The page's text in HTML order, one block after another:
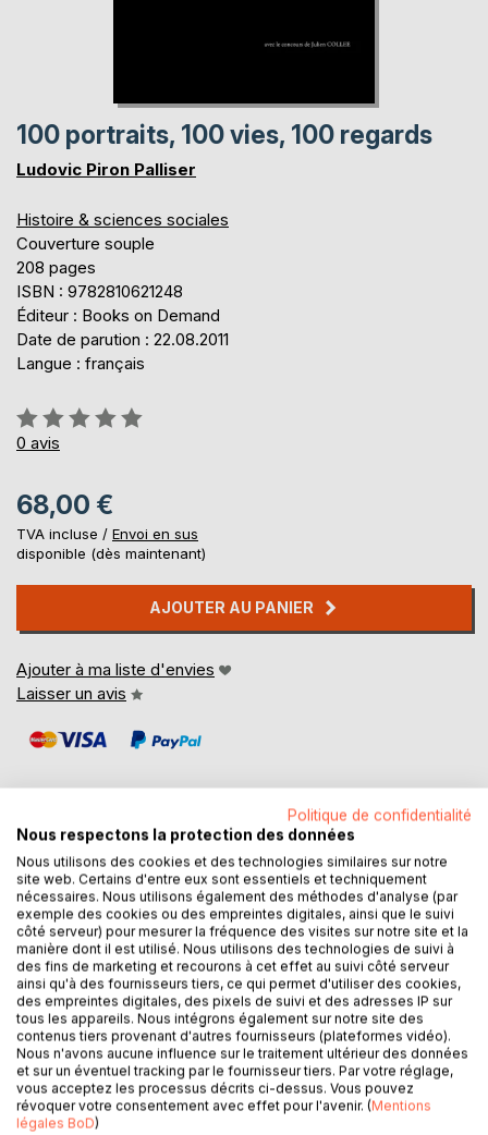
100 portraits, 100 vies, 100 regards
Ludovic Piron Palliser
Histoire & sciences sociales
Couverture souple
208 pages
ISBN : 9782810621248
Éditeur : Books on Demand
Date de parution : 22.08.2011
Langue : français
Évaluation:
0%
0 avis
68,00 €
TVA incluse / Envoi en sus
disponible (dès maintenant)
AJOUTER AU PANIER
Ajouter à ma liste d'envies
Laisser un avis
DESCRIPTION
100 Portraits, 100 Vies, 100 regards est une succession de
dialogues croisés entre le photographe et ses modèles
réalisés au cours d'une incroyable aventure humaine.
Aboutissement de plus de 10 mois de shootings,
l'exposition est aujourd'hui un livre faisant entrer à la
postérité toutes celles et tous ceux qui ont accepté de
jouer le jeu et d'être le top modèle d'un jour.
AUTEUR(S)
Politique de confidentialité
Nous respectons la protection des données
Nous utilisons des cookies et des technologies similaires sur notre
site web. Certains d'entre eux sont essentiels et techniquement
nécessaires. Nous utilisons également des méthodes d'analyse (par
exemple des cookies ou des empreintes digitales, ainsi que le suivi
côté serveur) pour mesurer la fréquence des visites sur notre site et la
manière dont il est utilisé. Nous utilisons des technologies de suivi à
des fins de marketing et recourons à cet effet au suivi côté serveur
ainsi qu'à des fournisseurs tiers, ce qui permet d'utiliser des cookies,
des empreintes digitales, des pixels de suivi et des adresses IP sur
tous les appareils. Nous intégrons également sur notre site des
contenus tiers provenant d'autres fournisseurs (plateformes vidéo).
Nous n'avons aucune influence sur le traitement ultérieur des données
et sur un éventuel tracking par le fournisseur tiers. Par votre réglage,
vous acceptez les processus décrits ci-dessus. Vous pouvez
révoquer votre consentement avec effet pour l'avenir. (Mentions
légales BoD)